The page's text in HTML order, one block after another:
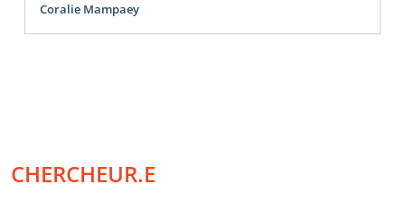
Coralie Mampaey
CHERCHEUR.E